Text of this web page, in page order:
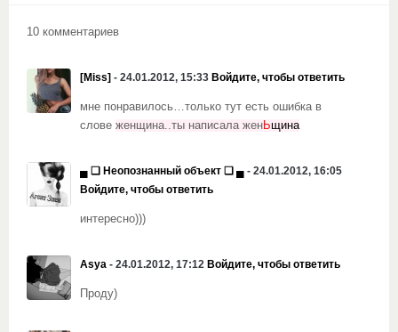
10 комментариев
[Miss] - 24.01.2012, 15:33 Войдите, чтобы ответить
мне понравилось…только тут есть ошибка в
слове женщина..ты написала женЬщина
▄ ❏ Неопознанный объект ❏ ▄ - 24.01.2012, 16:05
Войдите, чтобы ответить
интересно)))
Asya - 24.01.2012, 17:12 Войдите, чтобы ответить
Проду)